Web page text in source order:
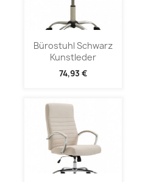
Bürostuhl Schwarz
Kunstleder
74,93 €